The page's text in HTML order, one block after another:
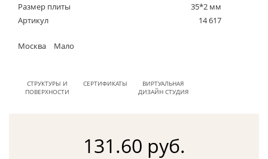
Размер плиты
35*2 мм
Артикул
14 617
Москва Мало
СТРУКТУРЫ И
ПОВЕРХНОСТИ
СЕРТИФИКАТЫ
ВИРТУАЛЬНАЯ
ДИЗАЙН СТУДИЯ
131.60 руб.